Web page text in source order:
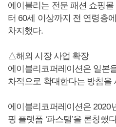
에이블리는 전문 패션 쇼핑
터 60세 이상까지 전 연령층
차지했다.
△해외 시장 사업 확장
에이블리코퍼레이션은 일본
차적으로 확대한다는 방침을
에이블리코퍼레이션은 2020
핑 플랫폼 ‘파스텔’을 론칭했